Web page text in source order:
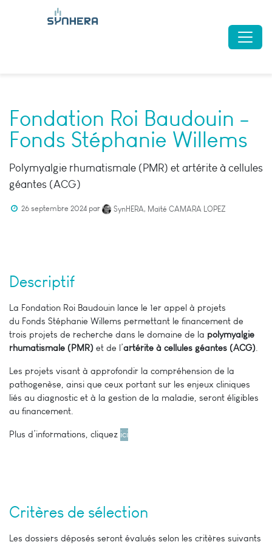
Fondation Roi Baudouin -
Fonds Stéphanie Willems
Polymyalgie rhumatismale (PMR) et artérite à cellules
géantes (ACG)
26 septembre 2024 par SynHERA, Maïté CAMARA LOPEZ
Descriptif
La Fondation Roi Baudouin lance le 1er appel à projets
du Fonds Stéphanie Willems permettant le financement de
trois projets de recherche dans le domaine de la polymyalgie
rhumatismale (PMR) et de l’artérite à cellules géantes (ACG).
Les projets visant à approfondir la compréhension de la
pathogenèse, ainsi que ceux portant sur les enjeux cliniques
liés au diagnostic et à la gestion de la maladie, seront éligibles
au financement.
Plus d’informations, cliquez ici
Critères de sélection
Les dossiers déposés seront évalués selon les critères suivants